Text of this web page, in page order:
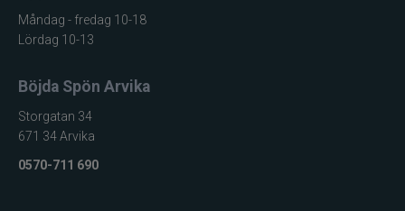
Måndag - fredag 10-18
Lördag 10-13
Böjda Spön Arvika
Storgatan 34
671 34 Arvika
0570-711 690